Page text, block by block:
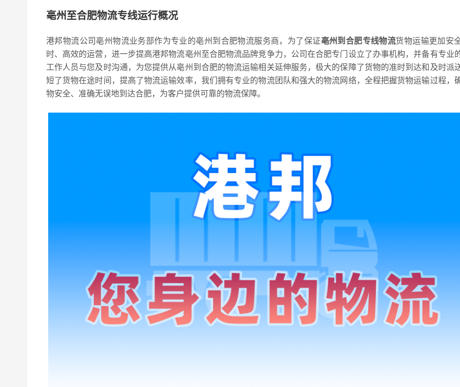
亳州至合肥物流专线运行概况
港邦物流公司亳州物流业务部作为专业的亳州到合肥物流服务商，为了保证亳州到合肥专线物流货物运输更加安
时、高效的运营，进一步提高港邦物流亳州至合肥物流品牌竞争力，公司在合肥专门设立了办事机构，并备有专业
工作人员与您及时沟通，为您提供从亳州到合肥的物流运输相关延伸服务，极大的保障了货物的准时到达和及时派
短了货物在途时间，提高了物流运输效率，我们拥有专业的物流团队和强大的物流网络，全程把握货物运输过程，
物安全、准确无误地到达合肥，为客户提供可靠的物流保障。